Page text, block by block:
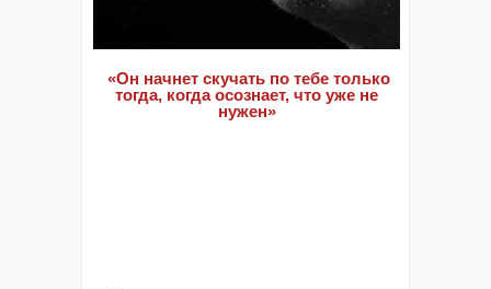
«Он начнет скучать по тебе только
тогда, когда осознает, что уже не
нужен»